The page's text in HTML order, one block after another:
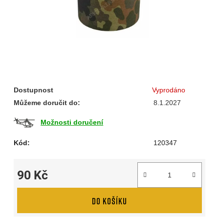
Dostupnost
Vyprodáno
Můžeme doručit do:
8.1.2027
Možnosti doručení
Kód: 120347
90 Kč
Měrná cena:
DO KOŠÍKU